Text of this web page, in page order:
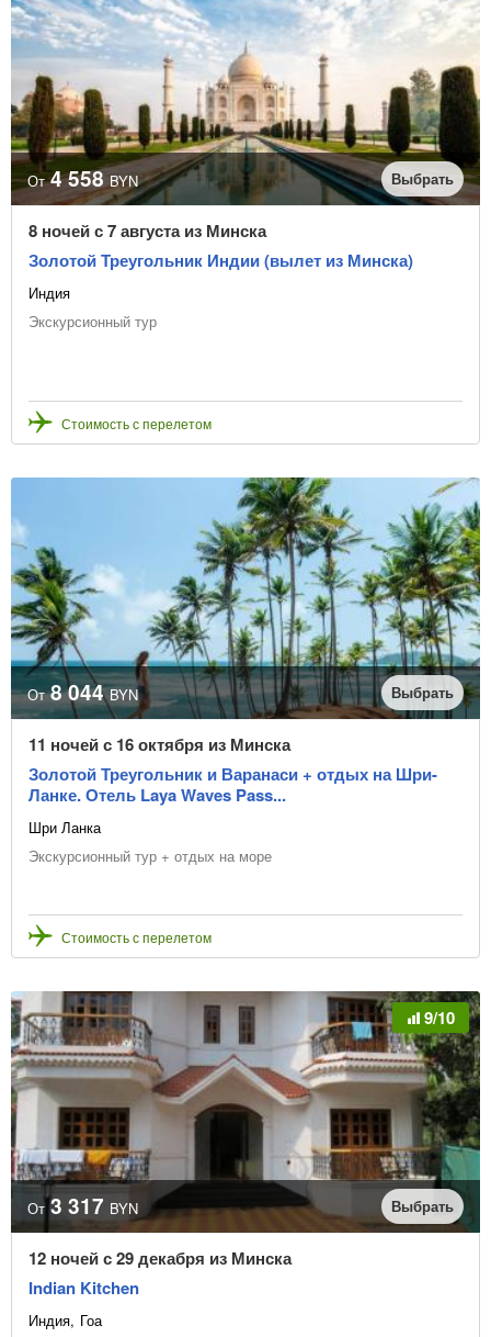
От 4 558 BYN Выбрать
8 ночей с 7 августа из Минска
Золотой Треугольник Индии (вылет из Минска)
Индия
Экскурсионный тур
Стоимость с перелетом
От 8 044 BYN Выбрать
11 ночей с 16 октября из Минска
Золотой Треугольник и Варанаси + отдых на Шри-
Ланке. Отель Laya Waves Pass...
Шри Ланка
Экскурсионный тур + отдых на море
Стоимость с перелетом
9/10
От 3 317 BYN Выбрать
12 ночей с 29 декабря из Минска
Indian Kitchen
Индия Гоа